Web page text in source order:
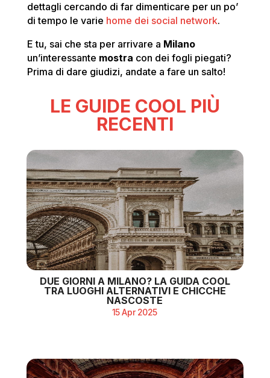
dettagli cercando di far dimenticare per un po’
di tempo le varie home dei social network.
E tu, sai che sta per arrivare a Milano
un’interessante mostra con dei fogli piegati?
Prima di dare giudizi, andate a fare un salto!
LE GUIDE COOL PIÙ
RECENTI
DUE GIORNI A MILANO? LA GUIDA COOL
TRA LUOGHI ALTERNATIVI E CHICCHE
NASCOSTE
15 Apr 2025